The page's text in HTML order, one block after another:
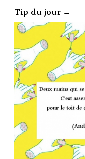
Tip du jour →